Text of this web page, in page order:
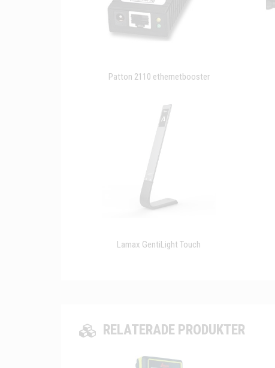
Patton 2110 ethernetbooster
Lamax GentiLight Touch
RELATERADE PRODUKTER